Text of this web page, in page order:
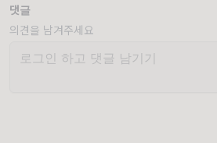
댓글
의견을 남겨주세요